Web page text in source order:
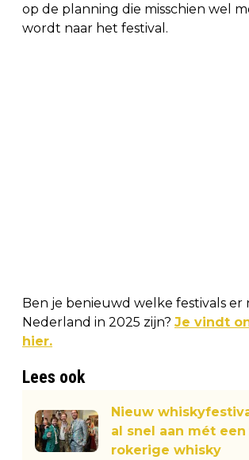
op de planning die misschien wel
wordt naar het festival.
Ben je benieuwd welke festivals er
Nederland in 2025 zijn? Je vindt
hier.
Lees ook
Nieuw
al snel aan mét
rokerige whisky